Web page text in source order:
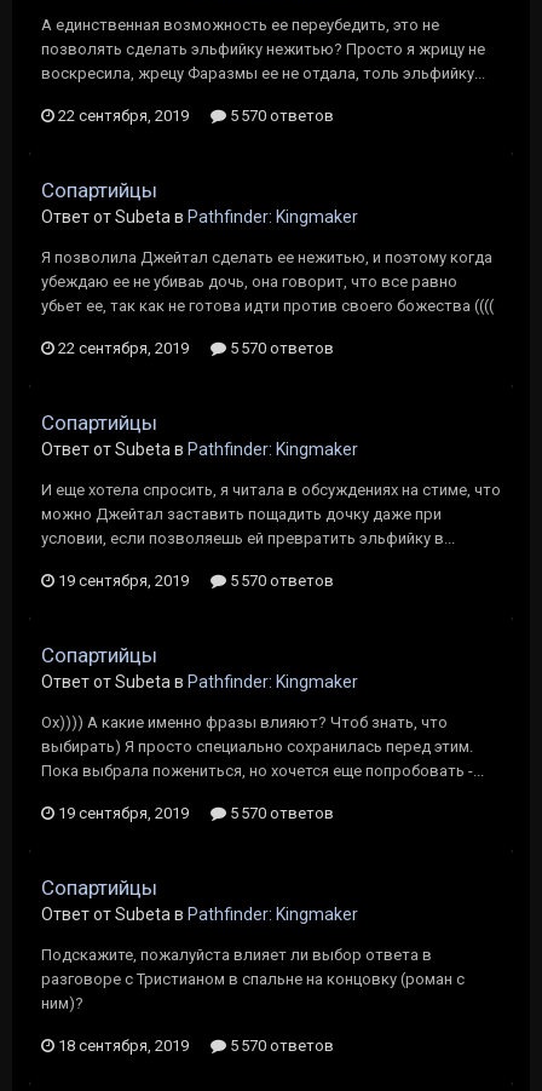
А единственная возможность ее переубедить, это не
позволять сделать эльфийку нежитью? Просто я жрицу не
воскресила, жрецу Фаразмы ее не отдала, толь эльфийку...
22 сентября, 2019 5 570 ответов
Сопартийцы
Ответ от Subeta в Pathfinder: Kingmaker
Я позволила Джейтал сделать ее нежитью, и поэтому когда
убеждаю ее не убиваь дочь, она говорит, что все равно
убьет ее, так как не готова идти против своего божества ((((
22 сентября, 2019 5 570 ответов
Сопартийцы
Ответ от Subeta в Pathfinder: Kingmaker
И еще хотела спросить, я читала в обсуждениях на стиме, что
можно Джейтал заставить пощадить дочку даже при
условии, если позволяешь ей превратить эльфийку в...
19 сентября, 2019 5 570 ответов
Сопартийцы
Ответ от Subeta в Pathfinder: Kingmaker
Ох)))) А какие именно фразы влияют? Чтоб знать, что
выбирать) Я просто специально сохранилась перед этим.
Пока выбрала пожениться, но хочется еще попробовать -...
19 сентября, 2019 5 570 ответов
Сопартийцы
Ответ от Subeta в Pathfinder: Kingmaker
Подскажите, пожалуйста влияет ли выбор ответа в
разговоре с Тристианом в спальне на концовку (роман с
ним)?
18 сентября, 2019 5 570 ответов